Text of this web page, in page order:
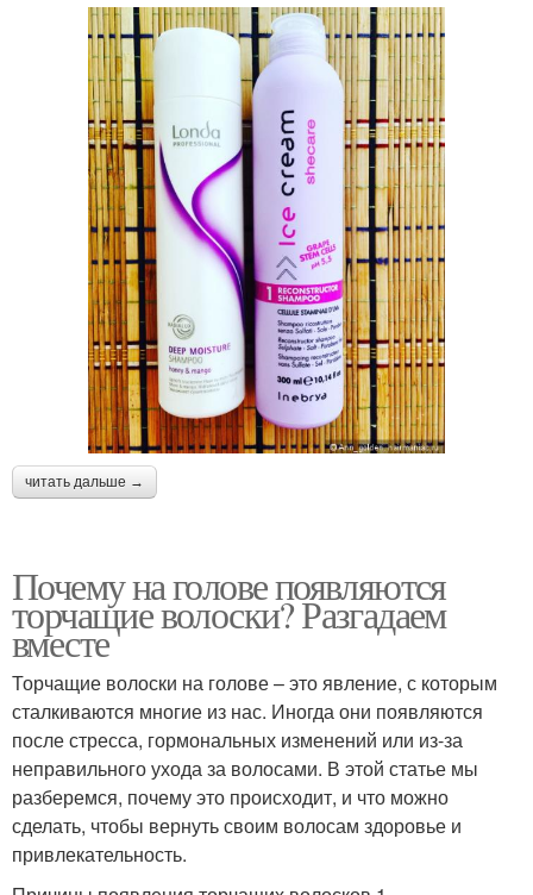
читать дальше →
Почему на голове появляются
торчащие волоски? Разгадаем
вместе
Торчащие волоски на голове – это явление, с которым
сталкиваются многие из нас. Иногда они появляются
после стресса, гормональных изменений или из-за
неправильного ухода за волосами. В этой статье мы
разберемся, почему это происходит, и что можно
сделать, чтобы вернуть своим волосам здоровье и
привлекательность.